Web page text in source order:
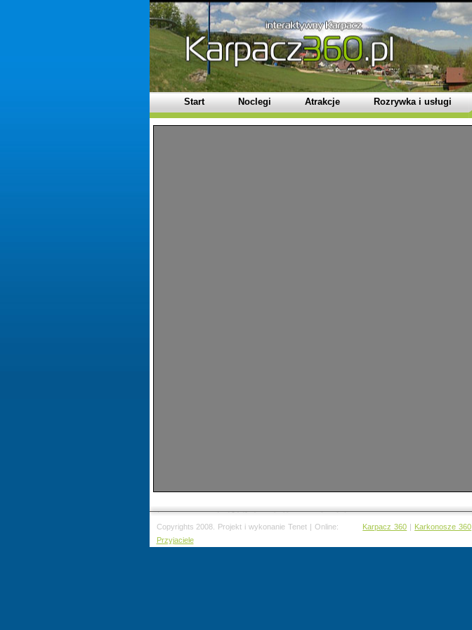
Start Noclegi Atrakcje Rozrywka i usługi
Copyrights 2008. Projekt i wykonanie Tenet | Online: Karpacz 360 | Karkonosze 360
Przyjaciele